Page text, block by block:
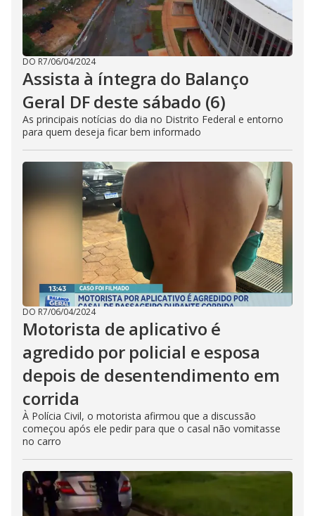
DO R7/06/04/2024
Assista à íntegra do Balanço
Geral DF deste sábado (6)
As principais notícias do dia no Distrito Federal e entorno
para quem deseja ficar bem informado
DO R7/06/04/2024
Motorista de aplicativo é
agredido por policial e esposa
depois de desentendimento em
corrida
À Polícia Civil, o motorista afirmou que a discussão
começou após ele pedir para que o casal não vomitasse
no carro